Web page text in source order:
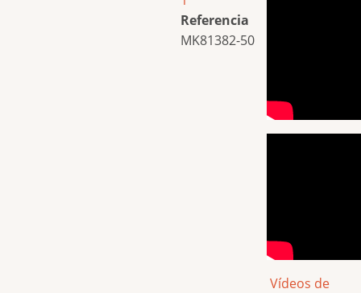
Referencia
MK81382-50
Vídeos de